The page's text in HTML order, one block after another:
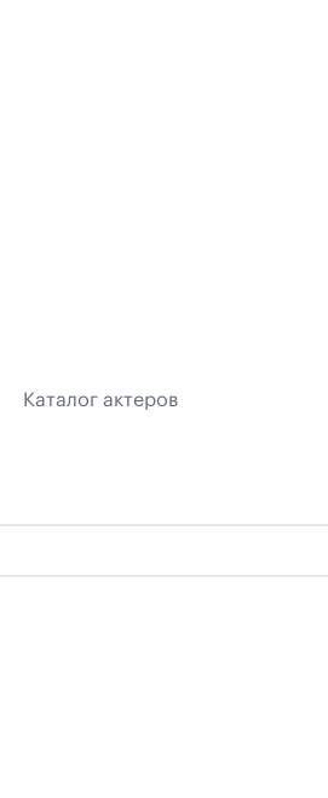
Каталог актеров